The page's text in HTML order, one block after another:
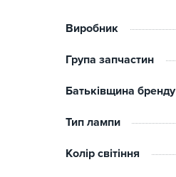
Довжина: 82 мм;
Виробник
Група запчастин
Батьківщина бренду
Тип лампи
Колір світіння